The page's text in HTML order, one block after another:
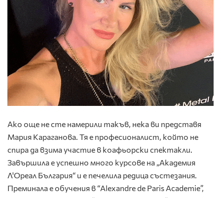
Ако още не сте намерили такъв, нека ви представя
Мария Караганова. Тя е професионалист, който не
спира да взима участие в коафьорски спектакли.
Завършила е успешно много курсове на „Академия
Л'Ореал България“ и е печелила редица състезания.
Преминала е обучения в “Alexandre de Paris Academie”,